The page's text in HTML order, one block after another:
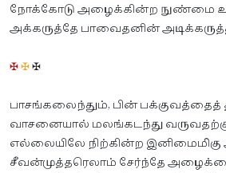
நோக்கோடு அழைக்கின்ற நுண்மை
அக்கருத்தே பாவைதனின்
✠✠✠
பாசங்கலைந்தும், பின் பக்குவத்தைத்
வாசனையால் மலங்கடந்து வருவதற்கு
எல்லையிலே நிற்கின்ற
சீவன்முத்தரெலாம் சேர்ந்தே